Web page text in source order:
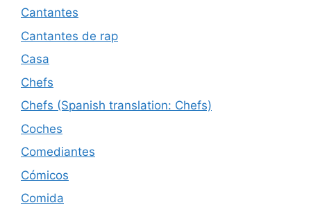
Cantantes
Cantantes de rap
Casa
Chefs
Chefs (Spanish translation: Chefs)
Coches
Comediantes
Cómicos
Comida